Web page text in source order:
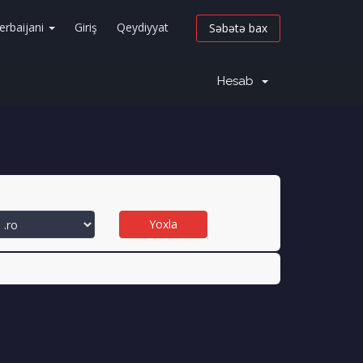
Giriş Qeydiyyat Səbətə bax
Hesab
Yoxla